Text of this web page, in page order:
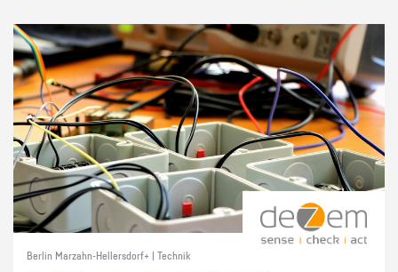
Berlin Marzahn-Hellersdorf+ | Technik